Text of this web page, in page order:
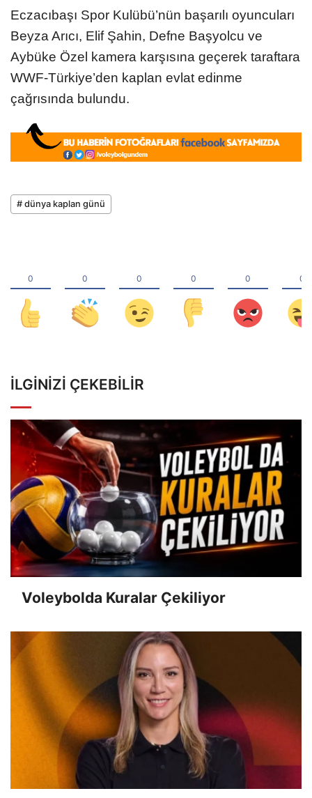
Eczacıbaşı Spor Kulübü’nün başarılı oyuncuları
Beyza Arıcı, Elif Şahin, Defne Başyolcu ve
Aybüke Özel kamera karşısına geçerek taraftara
WWF-Türkiye’den kaplan evlat edinme
çağrısında bulundu.
# dünya kaplan günü
İLGINIZI ÇEKEBILIR
Voleybolda Kuralar Çekiliyor